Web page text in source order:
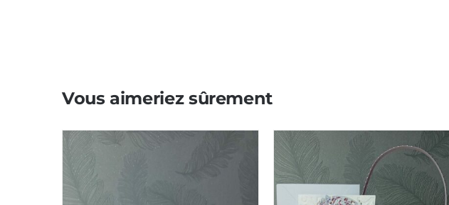
Vous aimeriez sûrement